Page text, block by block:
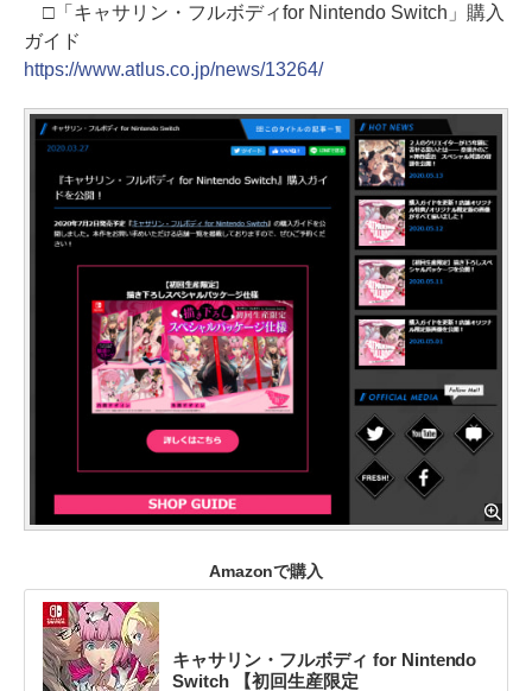
□「キャサリン・フルボディfor Nintendo Switch」購入
ガイド
https://www.atlus.co.jp/news/13264/
Amazonで購入
キャサリン・フルボディ for Nintendo
Switch 【初回生産限定